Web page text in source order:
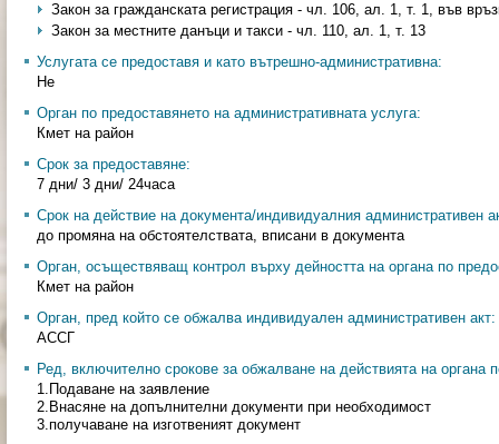
Закон за гражданската регистрация - чл. 106, ал. 1, т. 1, във
Закон за местните данъци и такси - чл. 110, ал. 1, т. 13
Услугата се предоставя и като вътрешно-административна:
Не
Орган по предоставянето на административната услуга:
Кмет на район
Срок за предоставяне:
7 дни/ 3 дни/ 24часа
Срок на действие на документа/индивидуалния административен
до промяна на обстоятелствата, вписани в документа
Орган, осъществяващ контрол върху дейността на органа по
Кмет на район
Орган, пред който се обжалва индивидуален административен акт:
АССГ
Ред, включително срокове за обжалване на действията на органа
1.Подаване на заявление
2.Внасяне на допълнителни документи при необходимост
3.получаване на изготвеният документ